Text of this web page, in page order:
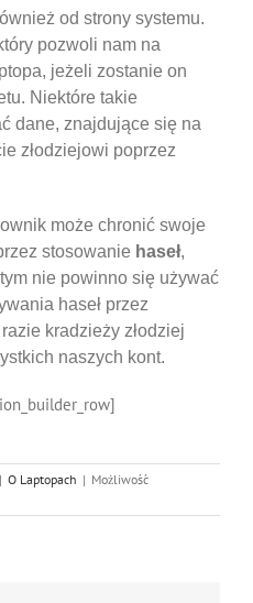
od strony systemu.
pozwoli nam na
jeżeli zostanie on
Niektóre takie
dane, znajdujące się na
złodziejowi poprzez
może chronić swoje
stosowanie haseł,
nie powinno się używać
haseł przez
kradzieży złodziej
naszych kont.
| O Laptopach | Możliwość